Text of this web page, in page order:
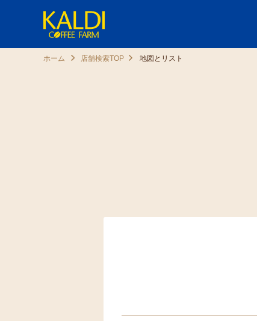
ホーム 店舗検索TOP 地図とリスト